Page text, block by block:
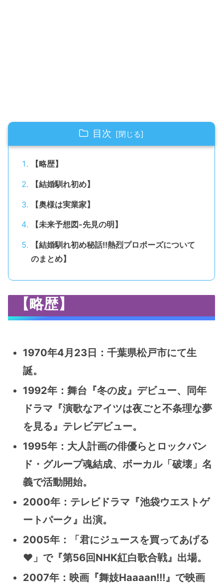
目次
【略歴】
【結婚馴れ初め】
【奥様は実業家】
【未来予想図-先見の明】
【結婚馴れ初め秘話!!熱烈プロポーズについて
のまとめ】
【略歴】
1970年4月23日：千葉県松戸市にて生
誕。
1992年：舞台『冬の皮』デビュー、同年
ドラマ『演歌なアイツは夜ごと不条理な夢
を見る』テレビデビュー。
1995年：大人計画の俳優らとロックバン
ド・グループ魂結成、ボーカル「破壊」名
義で活動開始。
2000年：テレビドラマ『池袋ウエストゲ
ートパーク』出演。
2005年：「君にジュースを買ってあげる
♥」で『第56回NHK紅白歌合戦』出場。
2007年：映画『舞妓Haaaan!!!』で映画